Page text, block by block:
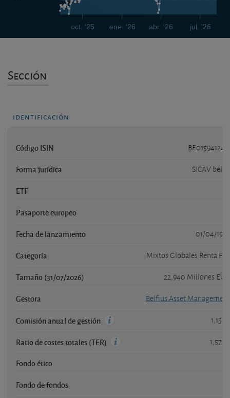
ene. '26 jul. '26
oct. '25 abr. '26
Sección
identificación
Código ISIN BE0159412411
Forma jurídica SICAV belga
ETF
Pasaporte europeo
Fecha de lanzamiento 01/04/1996
Categoría Mixtos Globales Renta Fija
Tamaño (31/07/2026) 22,940 Millones EUR
Gestora Belfius Asset Management
Comisión anual de gestión 1,15 %
Ratio de costes totales (TER) 1,57 %
Fondo ético
Fondo de fondos